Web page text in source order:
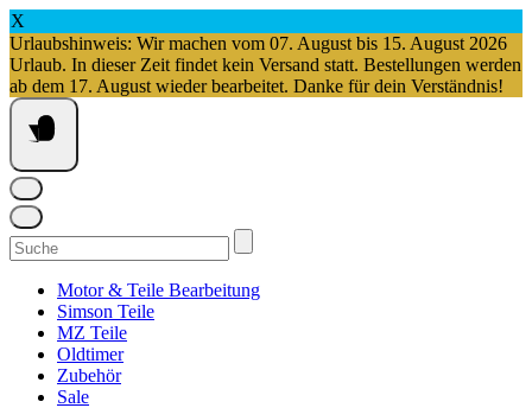
X
Urlaubshinweis: Wir machen vom 07. August bis 15. August 2026
Urlaub. In dieser Zeit findet kein Versand statt. Bestellungen werden
ab dem 17. August wieder bearbeitet. Danke für dein Verständnis!
Springe
zum
Inhalt
Suchen
nach:
Motor & Teile Bearbeitung
Simson Teile
MZ Teile
Oldtimer
Zubehör
Sale